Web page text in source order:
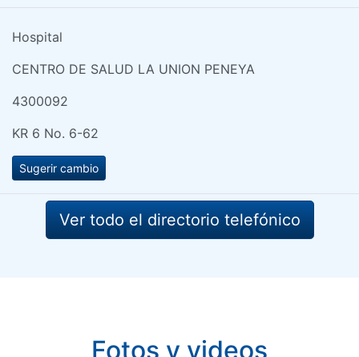
Hospital
CENTRO DE SALUD LA UNION PENEYA
4300092
KR 6 No. 6-62
Sugerir cambio
Ver todo el directorio telefónico
Fotos y videos